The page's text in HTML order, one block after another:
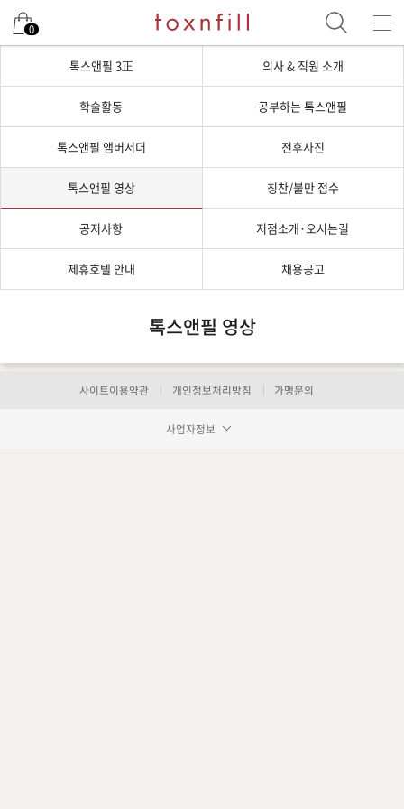
0
톡스앤필 3正 의사 & 직원 소개
학술활동 공부하는 톡스앤필
톡스앤필 앰버서더 전후사진
톡스앤필 영상 칭찬/불만 접수
공지사항 지점소개·오시는길
제휴호텔 안내 채용공고
톡스앤필 영상
사이트이용약관 개인정보처리방침 가맹문의
사업자정보